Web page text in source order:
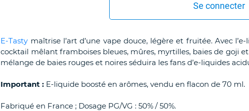
Se connecter
E-Tasty maîtrise l’art d’une vape douce, légère et fruitée. Avec
cocktail mêlant framboises bleues, mûres, myrtilles, baies de goji
mélange de baies rouges et noires séduira les fans d’e-liquides
Important : E-liquide boosté en arômes, vendu en flacon de 70 ml.
Fabriqué en France ; Dosage PG/VG : 50% / 50%.